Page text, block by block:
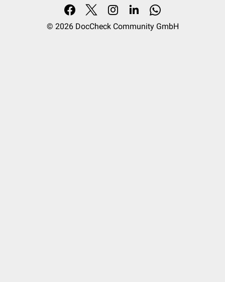
© 2026 DocCheck Community GmbH